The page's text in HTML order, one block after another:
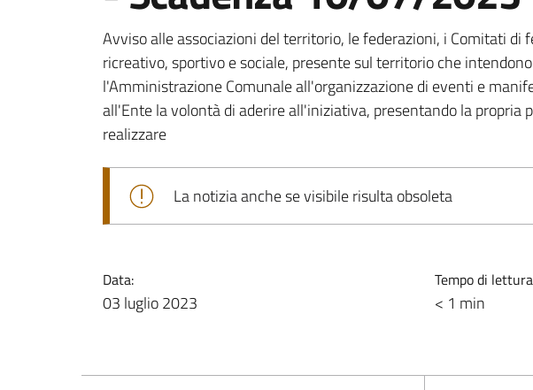
Avviso alle associazioni del territorio, le federazioni, i Comitati di
ricreativo, sportivo e sociale, presente sul territorio che
l'Amministrazione Comunale all'organizzazione di eventi e
all'Ente la volontà di aderire all'iniziativa, presentando la propria
realizzare
La notizia anche se visibile risulta obsoleta
Data:
03 luglio 2023
Tempo di
< 1 min